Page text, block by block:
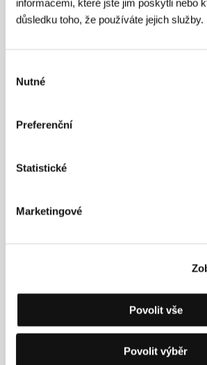
informacemi, které jste jim poskytli nebo
důsledku toho, že používáte jejich služby.
souhlasu
Nutné
Preferenční
Statistické
Marketingové
Povolit vše
Povolit výběr
Režie